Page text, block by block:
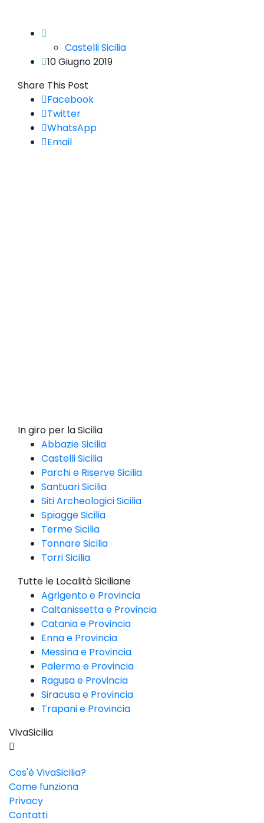
Castelli Sicilia
10 Giugno 2019
Share This Post
Facebook
Twitter
WhatsApp
Email
In giro per la Sicilia
Abbazie Sicilia
Castelli Sicilia
Parchi e Riserve Sicilia
Santuari Sicilia
Siti Archeologici Sicilia
Spiagge Sicilia
Terme Sicilia
Tonnare Sicilia
Torri Sicilia
Tutte le Località Siciliane
Agrigento e Provincia
Caltanissetta e Provincia
Catania e Provincia
Enna e Provincia
Messina e Provincia
Palermo e Provincia
Ragusa e Provincia
Siracusa e Provincia
Trapani e Provincia
VivaSicilia
Cos'è VivaSicilia?
Come funziona
Privacy
Contatti